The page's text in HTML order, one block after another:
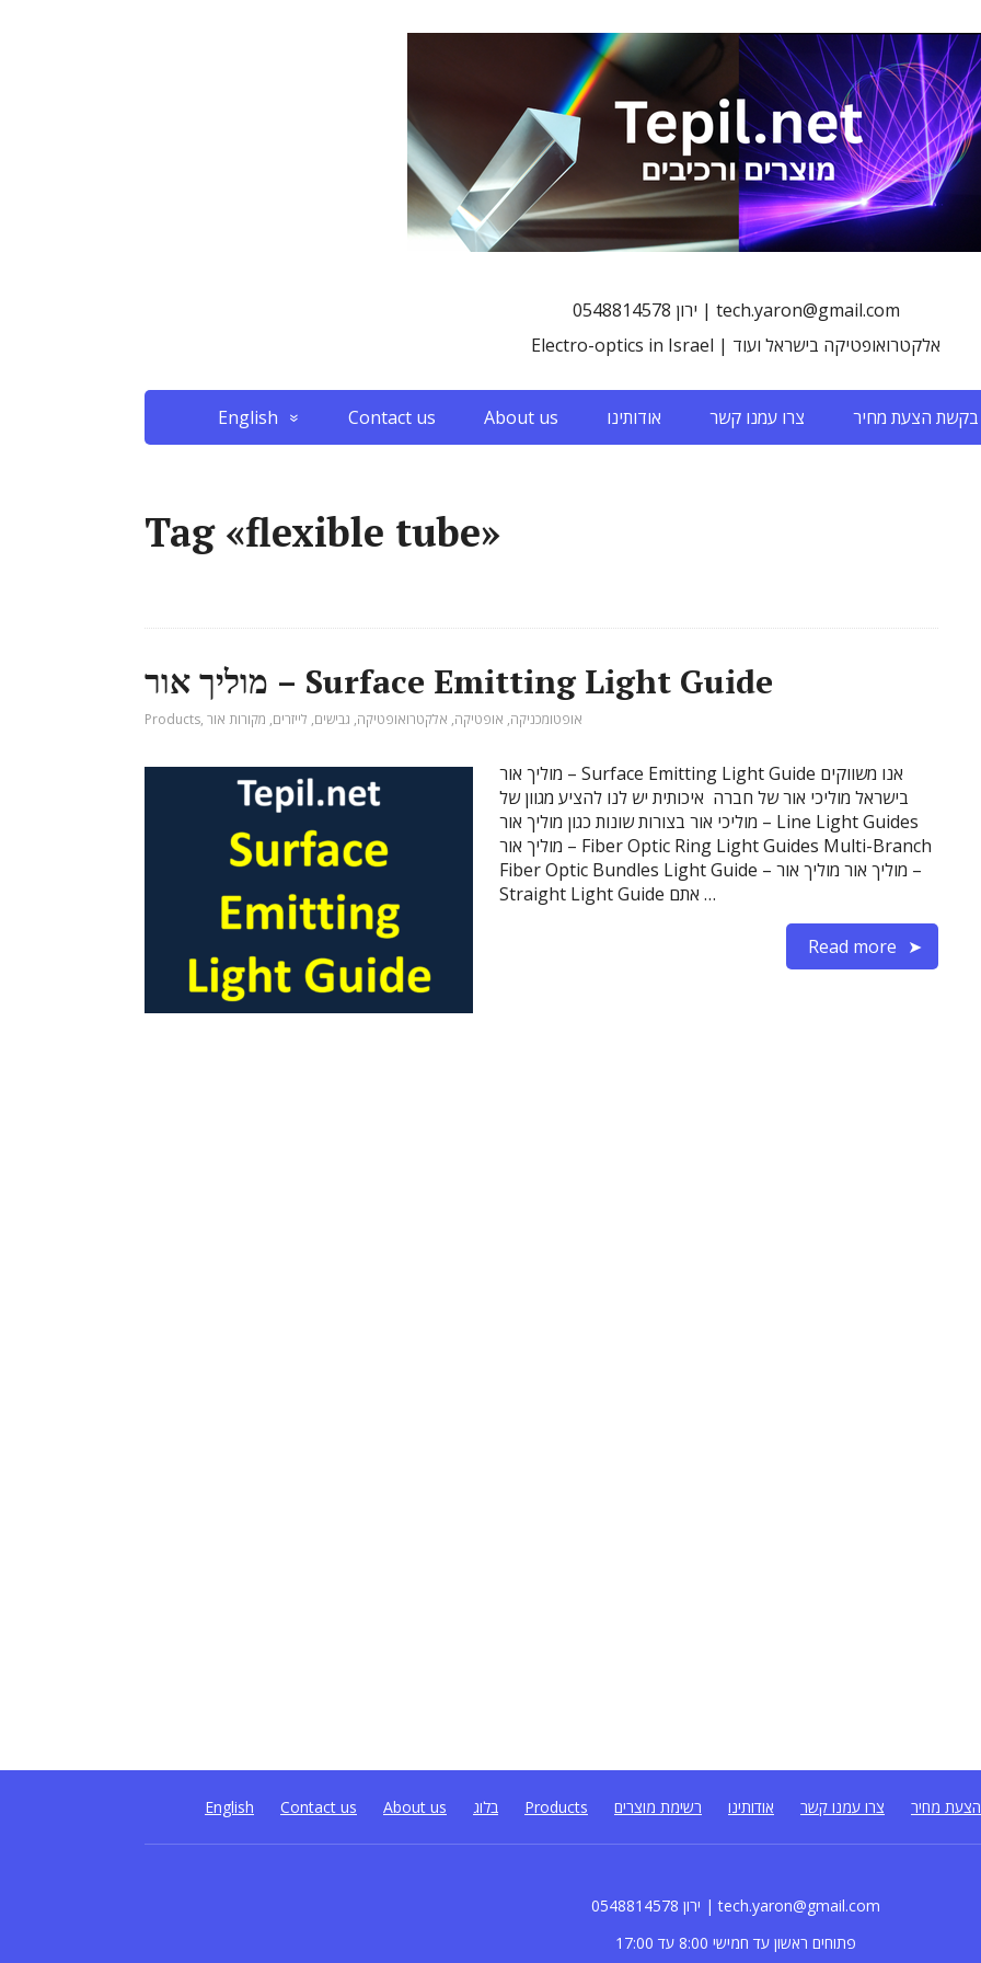
0548814578 ירון | tech.yaron@gmail.com
Electro-optics in Israel | אלקטרואופטיקה בישראל ועוד
English Contact us About us אודותינו צרו עמנו קשר בקשת הצעת מחיר
Tag «flexible tube»
מוליך אור – Surface Emitting Light Guide
Products, אופטומכניקה, אופטיקה, אלקטרואופטיקה, גבישים, לייזרים, מקורות אור
מוליך אור – Surface Emitting Light Guide אנו משווקים
בישראל מוליכי אור של חברה איכותית יש לנו להציע מגוון של
מוליכי אור בצורות שונות כגון מוליך אור – Line Light Guides
מוליך אור – Fiber Optic Ring Light Guides Multi-Branch
Fiber Optic Bundles Light Guide – מוליך אור מוליך אור –
Straight Light Guide אתם …
Read more
English Contact us About us בלוג Products רשימת מוצרים אודותינו צרו עמנו קשר מחיר
0548814578 ירון | tech.yaron@gmail.com
פתוחים ראשון עד חמישי 8:00 עד 17:00